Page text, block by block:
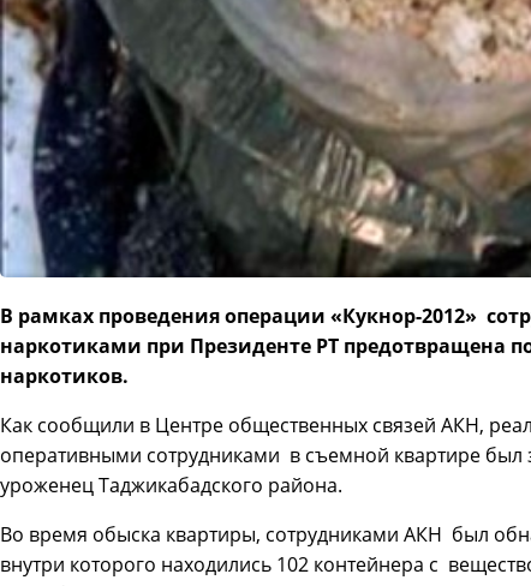
В рамках проведения операции «Кукнор-2012»
наркотиками при Президенте РТ предотвращена
наркотиков.
Как сообщили в Центре общественных связей АКН,
оперативными сотрудниками в съемной квартире был
уроженец Таджикабадского района.
Во время обыска квартиры, сотрудниками АКН был
внутри которого находились 102 контейнера с